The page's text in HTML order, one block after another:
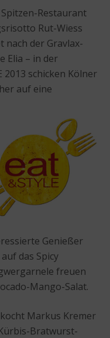
Restaurant
Rut-Wiess
nach der Gravlax-
Elia – in der
2013 schicken Kölner
auf eine
Genießer
das Spicy
freuen
Mango-Salat.
Markus Kremer
Bratwurst-